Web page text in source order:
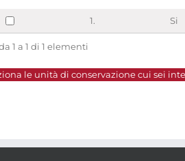
1. Si
1 a 1 di 1 elementi
le unità di conservazione cui sei